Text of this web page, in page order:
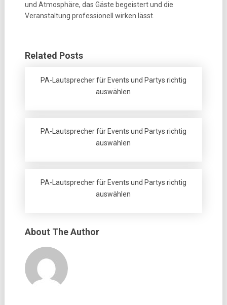
und Atmosphäre, das Gäste begeistert und die
Veranstaltung professionell wirken lässt.
Related Posts
PA-Lautsprecher für Events und Partys richtig
auswählen
PA-Lautsprecher für Events und Partys richtig
auswählen
PA-Lautsprecher für Events und Partys richtig
auswählen
About The Author